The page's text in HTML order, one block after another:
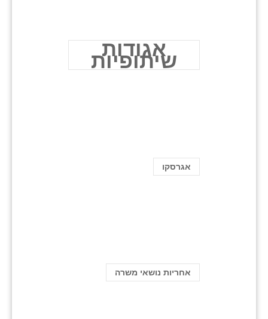
אגודות
שיתופיות
אגרסקו
אחריות נושאי משרה